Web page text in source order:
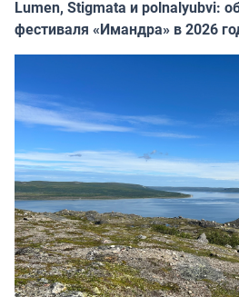
Lumen, Stigmata и polnalyubvi:
фестиваля «Имандра» в 2026